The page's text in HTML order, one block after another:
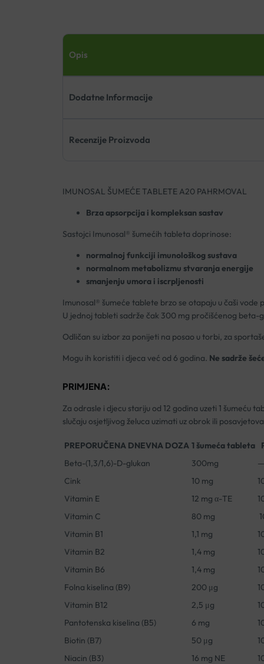
Opis
Dodatne Informacije
Recenzije Proizvoda
IMUNOSAL ŠUMEĆE TABLETE A20 PAHRMOVAL
Brza apsorpcija i kompleksan sastav
Sastojci Imunosal® šumećih tableta doprinose:
normalnoj funkciji imunološkog sustava
normalnom metabolizmu stvaranja energije
smanjenju umora i iscrpljenosti
Imunosal® šumeće tablete brzo se otapaju u čaši
U jednoj tableti sadrže čak 300 mg pročišćenog beta-
Odličan su izbor za ponijeti na posao u torbi, za
Mogu ih koristiti i djeca već od 6 godina. Ne sadrže
PRIMJENA:
Za odrasle i djecu stariju od 12 godina uzeti 1 šumeću
slučaju osjetljivog želuca uzimati uz obrok ili
PREPORUČENA DNEVNA DOZA 1 šumeća tableta
Beta-(1,3/1,6)-D-glukan
300mg
—
Cink
10 mg
Vitamin E
12 mg α-TE
Vitamin C
80 mg
Vitamin B1
1,1 mg
Vitamin B2
1,4 mg
Vitamin B6
1,4 mg
Folna kiselina (B9)
200 μg
Vitamin B12
2,5 μg
Pantotenska kiselina (B5)
6 mg
Biotin (B7)
50 μg
Niacin (B3)
16 mg NE